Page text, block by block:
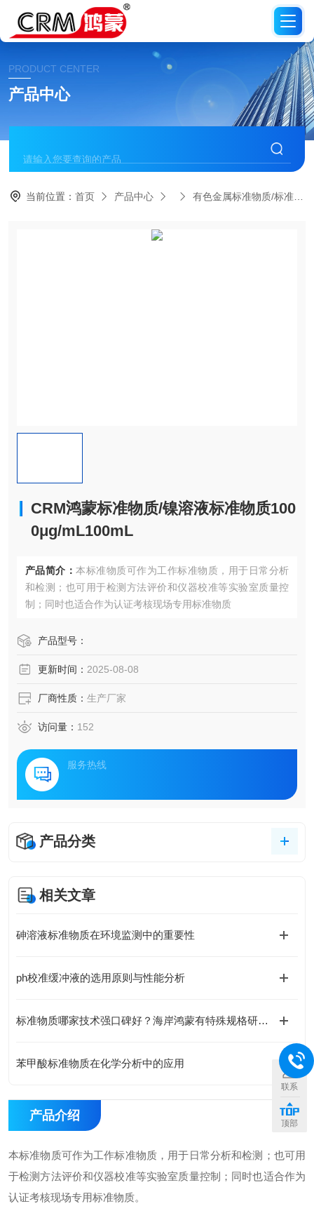
PRODUCT CENTER
产品中心
当前位置：首页 产品中心 有色金属标准物质/标准品
CRM鸿蒙标准物质/镍溶液标准物质100
0μg/mL100mL
产品简介： 本标准物质可作为工作标准物质，用于日常分析
和检测；也可用于检测方法评价和仪器校准等实验室质量控
制；同时也适合作为认证考核现场专用标准物质
产品型号：
更新时间： 2025-08-08
厂商性质： 生产厂家
访问量： 152
服务热线
产品分类
相关文章
砷溶液标准物质在环境监测中的重要性
ph校准缓冲液的选用原则与性能分析
标准物质哪家技术强口碑好？海岸鸿蒙有特殊规格研制能力，免费咨询享特价优惠
苯甲酸标准物质在化学分析中的应用
产品介绍
本标准物质可作为工作标准物质，用于日常分析和检测；也可用
于检测方法评价和仪器校准等实验室质量控制；同时也适合作为
认证考核现场专用标准物质。
联系
顶部